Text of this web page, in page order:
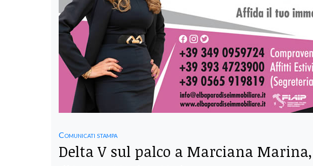
Comunicati stampa
Delta V sul palco a Marciana